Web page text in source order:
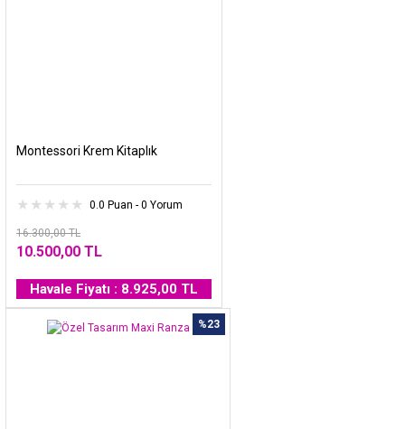
Montessori Krem Kitaplık
0.0 Puan - 0 Yorum
16.300,00 TL
10.500,00 TL
Havale Fiyatı : 8.925,00 TL
%23